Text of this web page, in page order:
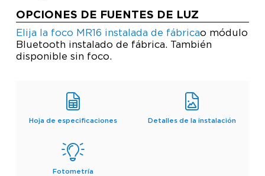
OPCIONES DE FUENTES DE LUZ
Elija la foco MR16 instalada de fábricao módulo
Bluetooth instalado de fábrica. También
disponible sin foco.
Hoja de especificaciones Detalles de la instalación
Fotometría